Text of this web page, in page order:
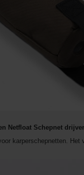
Netfloat Schepnet drijver
karperschepnetten.